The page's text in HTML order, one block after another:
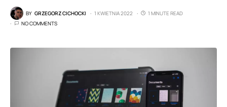
BY GRZEGORZ CICHOCKI 1 KWIETNIA 2022
1 MINUTE READ
NO COMMENTS